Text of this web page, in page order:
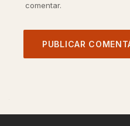
comentar.